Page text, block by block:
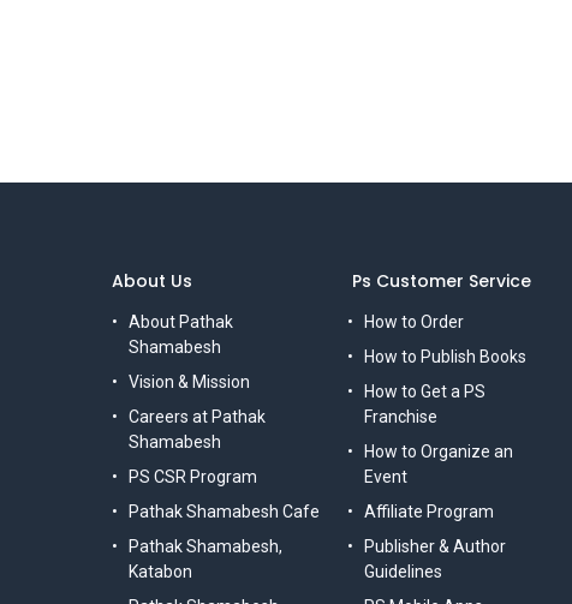
Ps Customer Service
How to Order
How to Publish Books
How to Get a PS
Franchise
How to Organize an
Event
Affiliate Program
Publisher & Author
Guidelines
About Us
About Pathak
Shamabesh
Vision & Mission
Careers at Pathak
Shamabesh
PS CSR Program
Pathak Shamabesh Cafe
Pathak Shamabesh,
Katabon